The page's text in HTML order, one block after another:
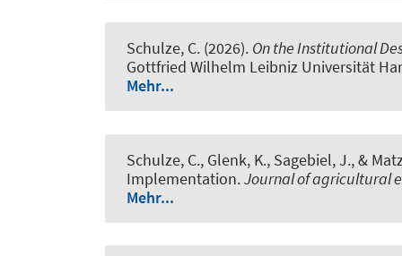
Schulze, C. (2026). On the Institutional
Gottfried Wilhelm Leibniz Universität
Mehr...
Schulze, C., Glenk, K., Sagebiel, J., &
Implementation.Journal of agricultural
Mehr...